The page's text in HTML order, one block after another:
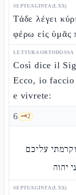
SEPTUAGINTA (LXX)
Τάδε λέγει
φέρω εἰς ὑμᾶς
LETTURA ORTODOSSA
Così dice il
Ecco, io
e vivrete:
6 🗝️2
עליכם
יהוה
SEPTUAGINTA (LXX)